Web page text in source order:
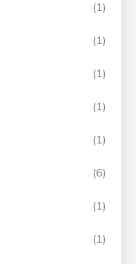
(1)
(1)
(1)
(1)
(1)
(6)
(1)
(1)